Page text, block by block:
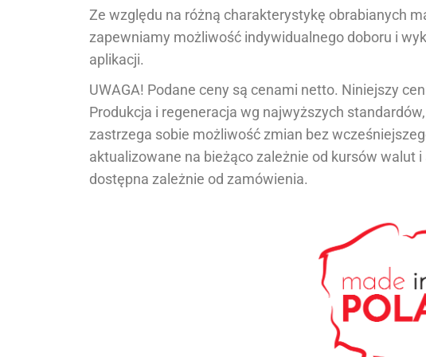
Ze względu na różną charakterystykę obrabianych
zapewniamy możliwość indywidualnego doboru i
aplikacji.
UWAGA! Podane ceny są cenami netto. Niniejszy
Produkcja i regeneracja wg najwyższych
zastrzega sobie możliwość zmian bez
aktualizowane na bieżąco zależnie od kursów walut
dostępna zależnie od zamówienia.